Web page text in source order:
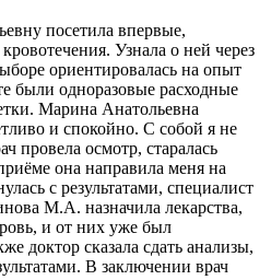
посетила впервые,
Узнала о ней через
ориентировалась на опыт
были одноразовые расходные
Марина Анатольевна
и спокойно. С собой я не
провела осмотр, старалась
она направила меня на
с результатами, специалист
М.А. назначила лекарства,
и от них уже был
доктор сказала сдать анализы,
В заключении врач